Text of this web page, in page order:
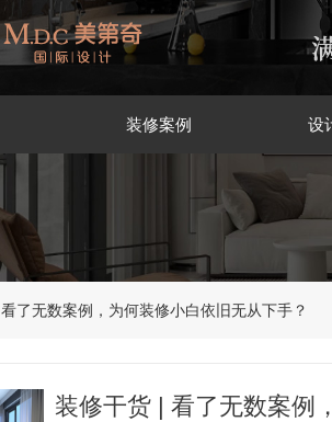
装修案例 设
看了无数案例，为何装修小白依旧无从下手？
装修干货 | 看了无数案例